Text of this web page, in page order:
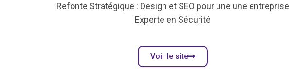
Refonte Stratégique : Design et SEO pour une une entreprise
Experte en Sécurité
Voir le site